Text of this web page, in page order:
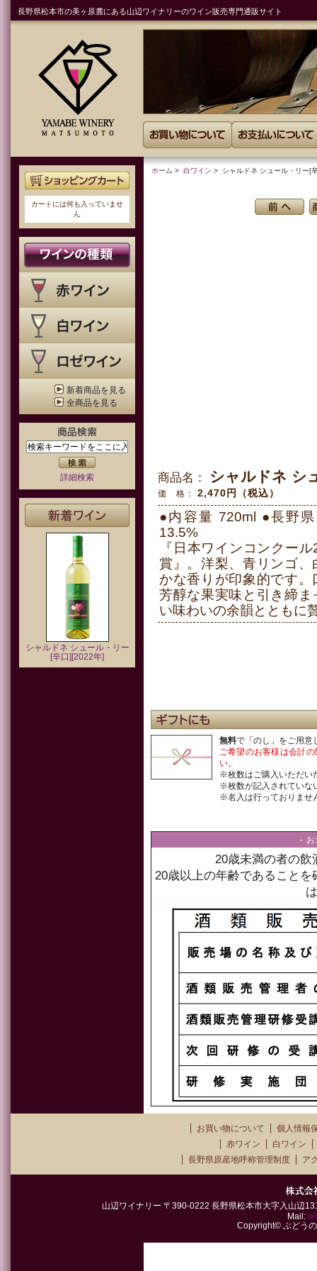
長野県松本市の美ヶ原麓にある山辺ワイナリーのワイン販売専門通販サイト
カートには何も入っていませ
ん
新着商品を見る
全商品を見る
詳細検索
シャルドネ シュール・リー
[辛口][2022年]
ホーム > 白ワイン > シャルドネ シュール・リー[
商品名： シャルドネ シ
価 格： 2,470円（税込）
●内容量 720ml ●長野
13.5%
『日本ワインコンクー
賞』。洋梨、青リンゴ
かな香りが印象的です
芳醇な果実味と引き締
い味わいの余韻とともに
無料で「のし」をご用意
ご希望のお客様は会計
い。
※枚数はご購入いただい
※枚数が記入されていな
※名入は行っておりませ
- お
20歳未満の者の飲
20歳以上の年齢であること
お買い物について
個人情報
赤ワイン
白ワイン
長野県原産地呼称管理制度
ア
山辺ワイナリー 〒390-0222 長野県松本市大字入山辺
Mail:
Copyright© ぶどう